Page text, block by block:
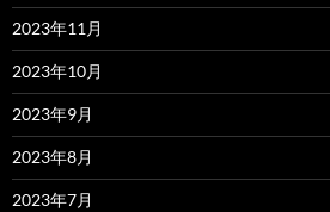
2023年11月
2023年10月
2023年9月
2023年8月
2023年7月